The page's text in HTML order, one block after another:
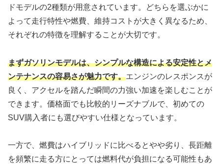
ドモデルの2種類が用意されています。どちらを選ぶかに
よって走行特性や燃費、維持コストが大きく異なるため、
それぞれの特徴を理解することが大切です。
まずガソリンモデルは、シンプルな構造による安定性とメ
ンテナンスの容易さが魅力です。エンジンのレスポンスが
良く、アクセルを踏んだ瞬間の力強い加速を楽しむことが
できます。価格面でも比較的リーズナブルで、初めての
SUV購入者にも選びやすい仕様となっています。
一方で、燃費はハイブリッドに比べるとやや劣り、長距離
を頻繁に走る方にとっては燃料代が負担になる可能性もあ